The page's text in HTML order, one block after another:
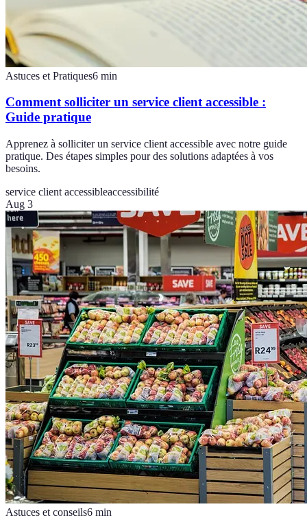
Astuces et Pratiques6 min
Comment solliciter un service client accessible :
Guide pratique
Apprenez à solliciter un service client accessible avec notre guide
pratique. Des étapes simples pour des solutions adaptées à vos
besoins.
service client accessibleaccessibilité
Aug 3
Astuces et conseils6 min